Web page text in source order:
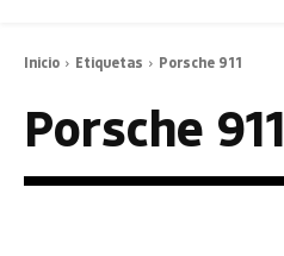
Inicio Etiquetas Porsche 911
Porsche 911